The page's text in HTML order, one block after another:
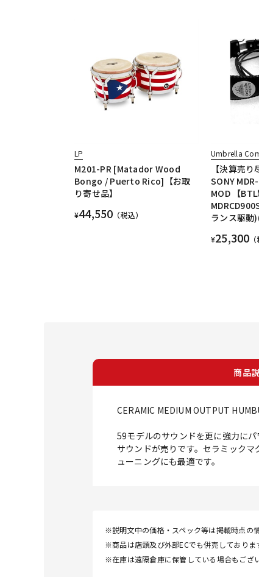
LP
M201-PR [Matador Wood
Bongo / Puerto Rico]【お取
り寄せ品】
¥44,550 （税込）
Umbrella
【決算売り
SONY
MOD 【
ランス駆動
¥25,300
商品
CERAMIC MEDIUM OUTPUT
59モデルのサウンドを更に強力に
サウンドが売りです。セラミック
ューニングにも最適です。
※説明文中の価格・スペック等は掲載時点の
※商品は店頭及び外部ECでも併売しておりま
※在庫は遠隔倉庫に保管している場合もござ